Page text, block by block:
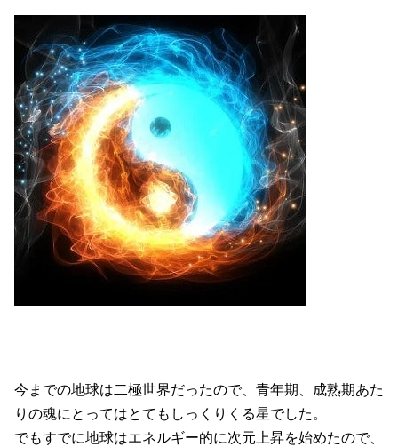
今までの地球は二極世界だったので、青年期、成熟期あた
りの魂にとってはとてもしっくりくる星でした。
でもすでに地球はエネルギー的に次元上昇を始めたので、